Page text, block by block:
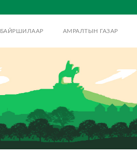
БАЙРШИЛААР АМРАЛТЫН ГАЗАР